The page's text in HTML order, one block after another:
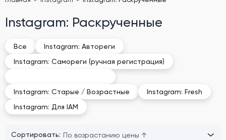
Instagram: Раскрученные
Все
Instagram: Автореги
Instagram: Самореги (ручная регистрация)
Instagram: Старые / Возрастные
Instagram: Fresh
Instagram: Для IAM
Сортировать: